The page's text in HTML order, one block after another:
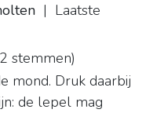
| Laatste
stemmen)
mond. Druk daarbij
de lepel mag